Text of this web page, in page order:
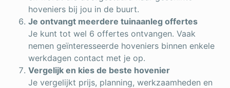
hoveniers bij jou in de buurt.
Je ontvangt meerdere tuinaanleg offertes
Je kunt tot wel 6 offertes ontvangen. Vaak
nemen geïnteresseerde hoveniers binnen enkele
werkdagen contact met je op.
Vergelijk en kies de beste hovenier
Je vergelijkt prijs, planning, werkzaamheden en